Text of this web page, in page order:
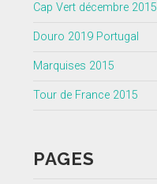
Cap Vert décembre 2015
Douro 2019 Portugal
Marquises 2015
Tour de France 2015
PAGES